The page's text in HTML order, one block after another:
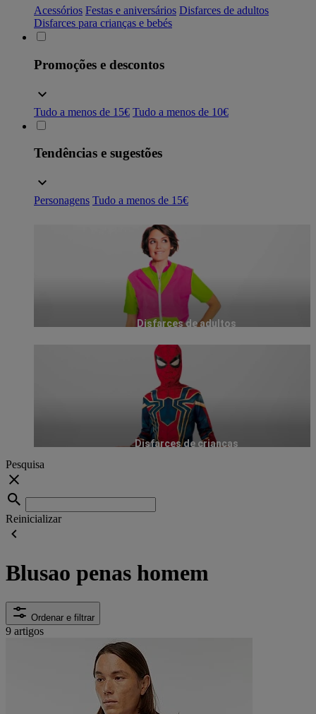
Acessórios Festas e aniversários Disfarces de adultos
Disfarces para crianças e bebés
Promoções e descontos
Tudo a menos de 15€ Tudo a menos de 10€
Tendências e sugestões
Personagens Tudo a menos de 15€
Disfarces de adultos
Disfarces de crianças
Pesquisa
Reinicializar
Blusao penas homem
Ordenar e filtrar
9 artigos